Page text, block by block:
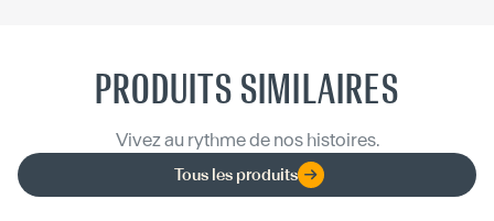
PRODUITS SIMILAIRES
Vivez au rythme de nos histoires.
Tous les produits